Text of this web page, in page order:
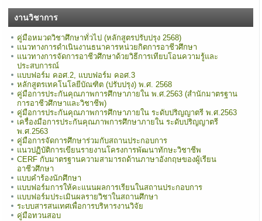
งานวิชาการ
คู่มือหมวดวิชาศึกษาทั่วไป (หลักสูตรปรับปรุง 2568)
แนวทางการดำเนินงานธนาคารหน่วยกิตการอาชีวศึกษา
แนวทางการจัดการอาชีวศึกษาด้วยวิธีการเทียบโอนความรู้และ
ประสบการณ์
แบบฟอร์ม คอศ.2, แบบฟอร์ม คอศ.3
หลักสูตรเทคโนโลยีบัณฑิต (ปรับปรุง) พ.ศ. 2568
คู่มือการประกันคุณภาพการศึกษาภายใน พ.ศ.2563 (สำนักมาตรฐาน
การอาชีวศึกษาและวิชาชีพ)
คู่มือการประกันคุณภาพการศึกษาภายใน ระดับปริญญาตรี พ.ศ.2563
เครื่องมือการประกันคุณภาพการศึกษาภายใน ระดับปริญญาตรี
พ.ศ.2563
คู่มือการจัดการศึกษาร่วมกับสถานประกอบการ
แนวปฏิบัติการเขียนรายงานโครงการพัฒนาทักษะวิชาชีพ
CERF กับมาตรฐานความสามารถด้านภาษาอังกฤษของผู้เรียน
อาชีวศึกษา
แบบคำร้องนักศึกษา
แบบฟอร์มการให้คะแนนผลการเรียนในสถานประกอบการ
แบบฟอร์มประเมินผลรายวิชาในสถานศึกษา
ระบบสารสนเทศเพื่อการบริหารงานวิจัย
คู่มือทวนสอบ